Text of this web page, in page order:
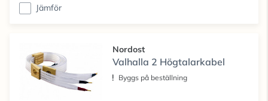
Jämför
Nordost
Valhalla 2 Högtalarkabel
Byggs på beställning